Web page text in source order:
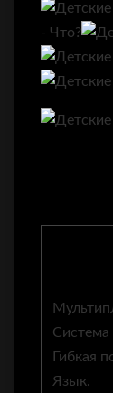
- Что?
Система
Гибкая
Язык.